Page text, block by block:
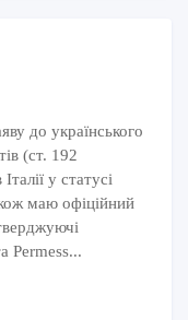
до українського
(ст. 192
у статусі
маю офіційний
Permess...